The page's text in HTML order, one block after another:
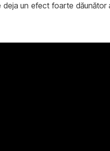
deja un efect foarte